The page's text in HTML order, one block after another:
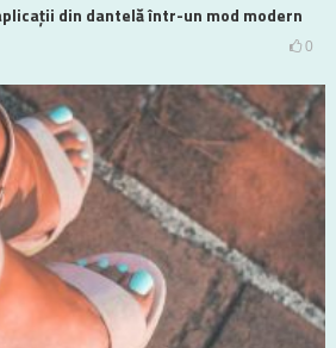
din dantelă într-un mod modern
0